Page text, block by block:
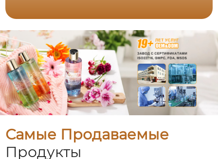
Самые Продаваемые
Продукты